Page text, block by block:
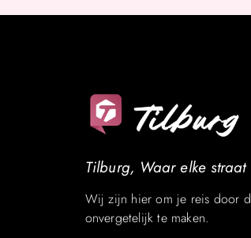
Tilburg, Waar elke
Wij zijn hier om je reis door
onvergetelijk te maken.